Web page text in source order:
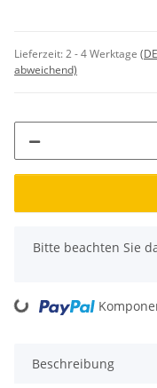
Lieferzeit:2 - 4 Werktage
abweichend)
x
Bitte beachten Sie
Loading...
Beschreibung